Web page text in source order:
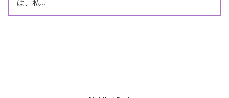
は、私...